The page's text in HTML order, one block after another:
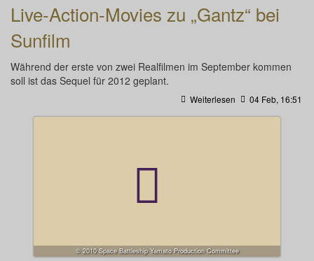
Live-Action-Movies zu „Gantz“ bei
Sunfilm
Während der erste von zwei Realfilmen im September kommen
soll ist das Sequel für 2012 geplant.
Weiterlesen 04 Feb, 16:51
© 2010 Space Battleship Yamato Production Committee